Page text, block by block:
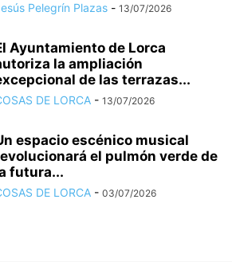
Pelegrín Plazas - 13/07/2026
Ayuntamiento de Lorca
la ampliación
de las terrazas...
DE LORCA - 13/07/2026
espacio escénico musical
el pulmón verde de
futura...
DE LORCA - 03/07/2026